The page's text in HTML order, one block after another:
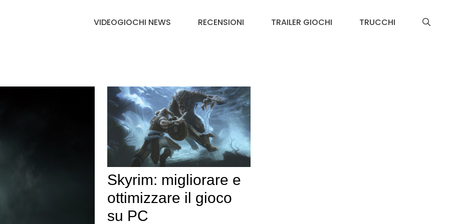
VIDEOGIOCHI NEWS RECENSIONI TRAILER GIOCHI TRUCCHI
Skyrim: migliorare e
ottimizzare il gioco
su PC